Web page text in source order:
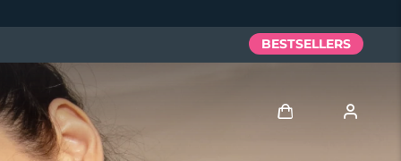
BESTSELLERS